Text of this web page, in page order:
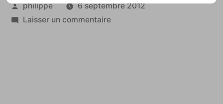
Publié
par
philippe
6 septembre 2012
Laisser un commentairesur